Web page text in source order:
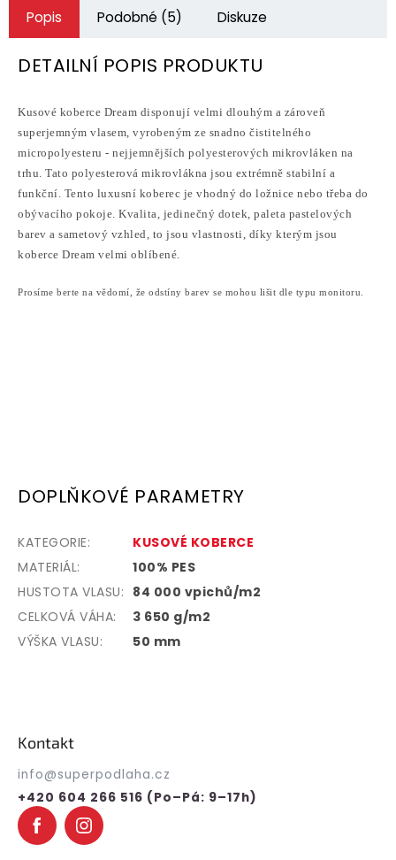
Popis Podobné (5) Diskuze
DETAILNÍ POPIS PRODUKTU
Kusové koberce Dream disponují velmi dlouhým a zároveň
superjemným vlasem, vyrobeným ze snadno čistitelného
micropolyesteru - nejjemnějších polyesterových mikrovláken na
trhu. Tato polyesterová mikrovlákna jsou extrémně stabilní a
funkční. Tento luxusní koberec je vhodný do ložnice nebo třeba do
obývacího pokoje. Kvalita, jedinečný dotek, paleta pastelových
barev a sametový vzhled, to jsou vlastnosti, díky kterým jsou
koberce Dream velmi oblíbené.
Prosíme berte na vědomí, že odstíny barev se mohou lišit dle typu monitoru.
DOPLŇKOVÉ PARAMETRY
KATEGORIE:
KUSOVÉ KOBERCE
MATERIÁL:
100% PES
HUSTOTA VLASU: 84 000 vpichů/m2
CELKOVÁ VÁHA:
3 650 g/m2
VÝŠKA VLASU:
50 mm
Kontakt
info@superpodlaha.cz
+420 604 266 516 (Po–Pá: 9–17h)